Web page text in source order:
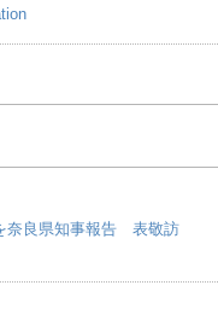
奈良県知事報告 表敬訪